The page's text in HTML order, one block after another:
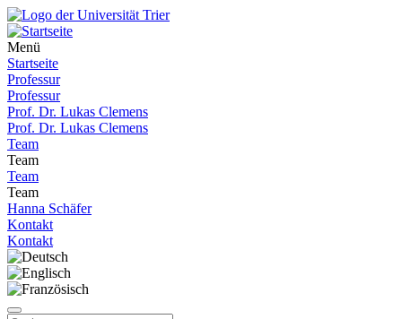
Menü
Startseite
Professur
Professur
Prof. Dr. Lukas Clemens
Prof. Dr. Lukas Clemens
Team
Team
Team
Team
Hanna Schäfer
Kontakt
Kontakt